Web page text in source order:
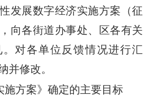
发展数字经济实施方案 （征
向各街道办事处、区各有关
对各单位反馈情况进行汇
并修改。
施方案》确定的主要目标